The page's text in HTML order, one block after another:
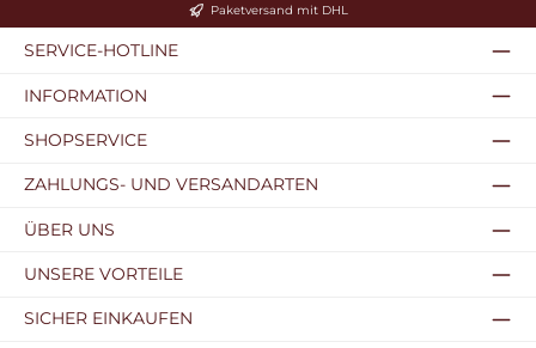
Paketversand mit DHL
SERVICE-HOTLINE
INFORMATION
SHOPSERVICE
ZAHLUNGS- UND VERSANDARTEN
ÜBER UNS
UNSERE VORTEILE
SICHER EINKAUFEN